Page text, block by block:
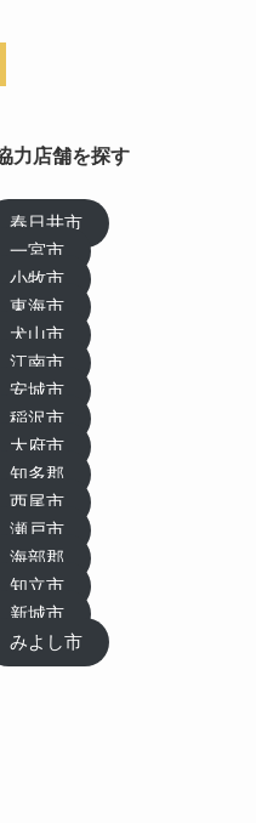
力店舗を探す
春日井市
一宮市
小牧市
東海市
犬山市
江南市
安城市
稲沢市
大府市
知多郡
西尾市
瀬戸市
海部郡
知立市
新城市
みよし市